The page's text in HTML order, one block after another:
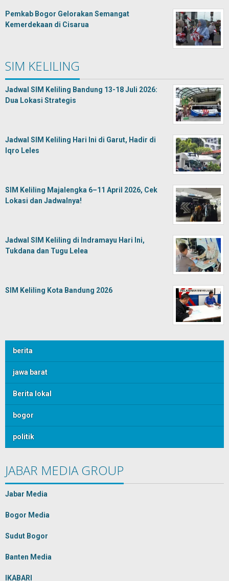
Pemkab Bogor Gelorakan Semangat
Kemerdekaan di Cisarua
SIM KELILING
Jadwal SIM Keliling Bandung 13-18 Juli 2026:
Dua Lokasi Strategis
Jadwal SIM Keliling Hari Ini di Garut, Hadir di
Iqro Leles
SIM Keliling Majalengka 6–11 April 2026, Cek
Lokasi dan Jadwalnya!
Jadwal SIM Keliling di Indramayu Hari Ini,
Tukdana dan Tugu Lelea
SIM Keliling Kota Bandung 2026
berita
jawa barat
Berita lokal
bogor
politik
JABAR MEDIA GROUP
Jabar Media
Bogor Media
Sudut Bogor
Banten Media
IKABARI